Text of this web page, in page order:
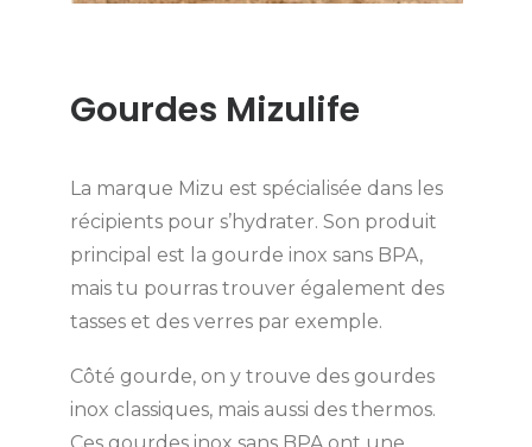
Gourdes Mizulife
La marque Mizu est spécialisée dans les
récipients pour s’hydrater. Son produit
principal est la gourde inox sans BPA,
mais tu pourras trouver également des
tasses et des verres par exemple.
Côté gourde, on y trouve des gourdes
inox classiques, mais aussi des thermos.